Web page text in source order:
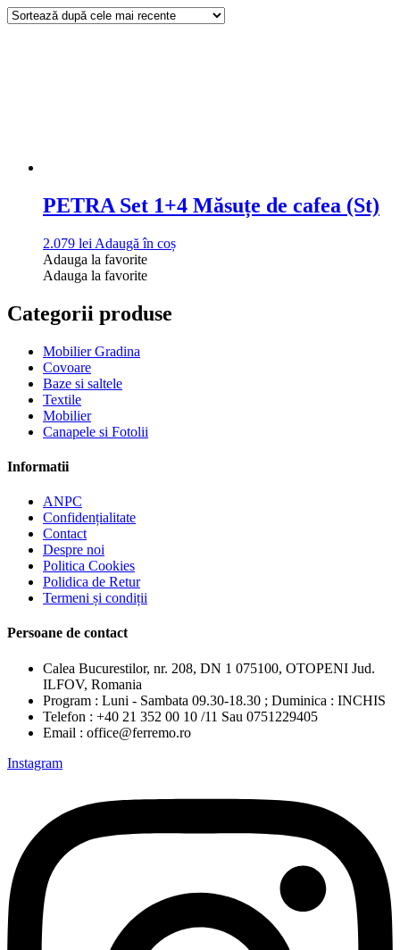
PETRA Set 1+4 Măsuțe de cafea (St)
2.079 lei Adaugă în coș
Adauga la favorite
Adauga la favorite
Categorii produse
Mobilier Gradina
Covoare
Baze si saltele
Textile
Mobilier
Canapele si Fotolii
Informatii
ANPC
Confidențialitate
Contact
Despre noi
Politica Cookies
Polidica de Retur
Termeni și condiții
Persoane de contact
Calea Bucurestilor, nr. 208, DN 1 075100, OTOPENI Jud.
ILFOV, Romania
Program : Luni - Sambata 09.30-18.30 ; Duminica : INCHIS
Telefon : +40 21 352 00 10 /11 Sau 0751229405
Email : office@ferremo.ro
Instagram